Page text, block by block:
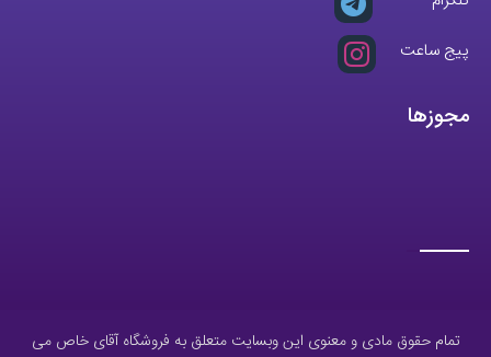
پیج ساعت
مجوزها
تمام حقوق مادی و معنوی این وبسایت متعلق به فروشگاه آقای خاص می